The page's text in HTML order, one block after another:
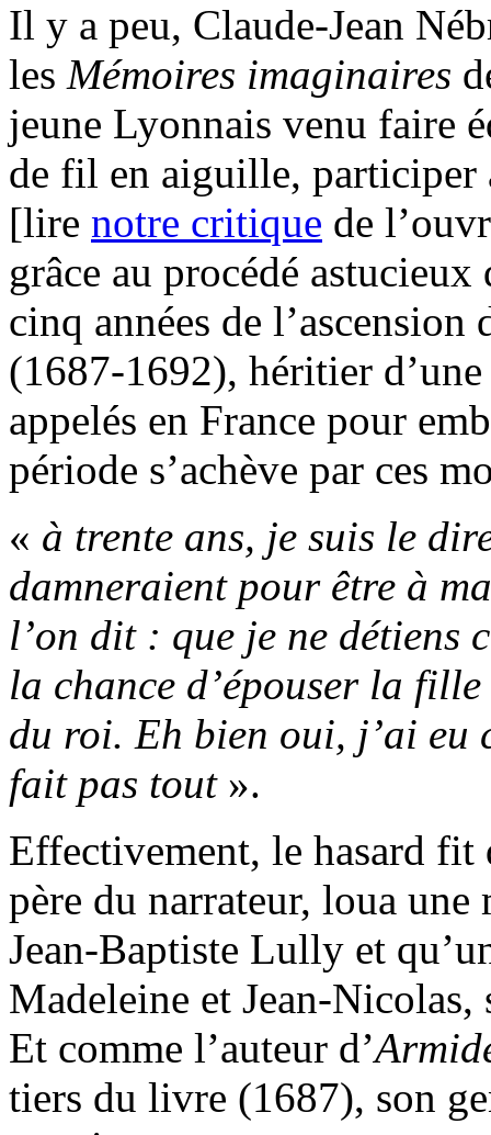
Il y a peu, Claude-Jean
les Mémoires imaginaires
jeune Lyonnais venu faire
de fil en aiguille, participer
[lire notre critique de
grâce au procédé
cinq années de
(1687-1692), héritier
appelés en France pour
période s’achève par ces
« à trente ans, je suis le
damneraient pour être à
l’on dit : que je ne détiens
la chance d’épouser la
du roi. Eh bien oui, j’ai eu
fait pas tout».
Effectivement, le hasard
père du narrateur, loua une
Jean-Baptiste Lully et
Madeleine et Jean-
Et comme l’auteur d’
tiers du livre (1687), son